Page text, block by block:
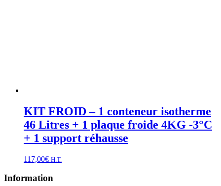
KIT FROID – 1 conteneur isotherme
46 Litres + 1 plaque froide 4KG -3°C
+ 1 support réhausse
117,00€ H.T.
Information